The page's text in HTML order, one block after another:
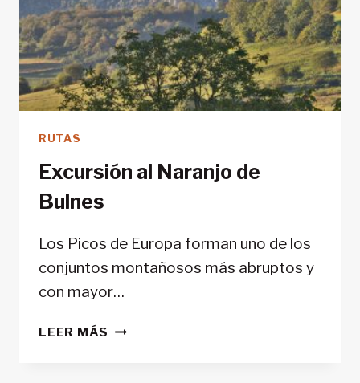
RUTAS
Excursión al Naranjo de
Bulnes
Los Picos de Europa forman uno de los
conjuntos montañosos más abruptos y
con mayor…
LEER MÁS EXCURSIÓN